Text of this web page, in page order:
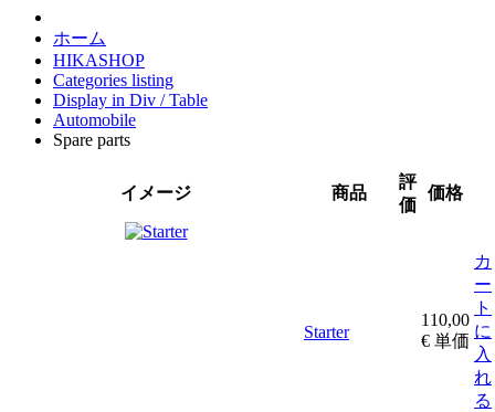
ホーム
HIKASHOP
Categories listing
Display in Div / Table
Automobile
Spare parts
イメージ 商品
評
価
価格
Starter
110,00
€ 単価
カ
ー
ト
に
入
れ
る